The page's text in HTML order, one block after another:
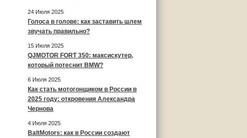
24 Июля 2025
Голоса в голове: как заставить шлем
звучать правильно?
15 Июля 2025
QJMOTOR FORT 350: максискутер,
который потеснит BMW?
6 Июля 2025
Как стать мотогонщиком в России в
2025 году: откровения Александра
Чернова
4 Июля 2025
BaltMotors: как в России создают